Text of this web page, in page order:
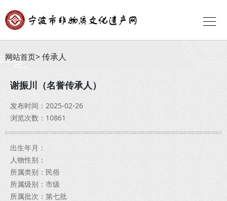
网站首页 传承人
谢振川（名誉传承人）
发布时间：2025-02-26
浏览次数：10861
出生年月：
人物性别：
所属类别：民俗
所属级别：市级
所属批次：第七批